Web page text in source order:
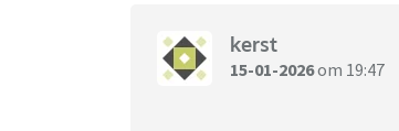
kerst
15-01-2026om 19:47